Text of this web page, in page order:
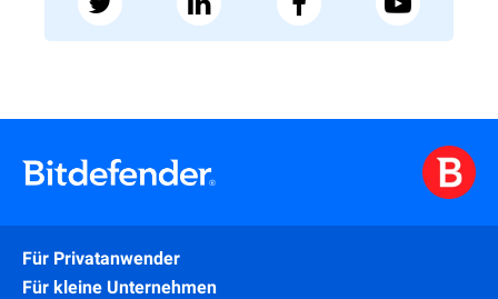
Für Privatanwender
Für kleine Unternehmen